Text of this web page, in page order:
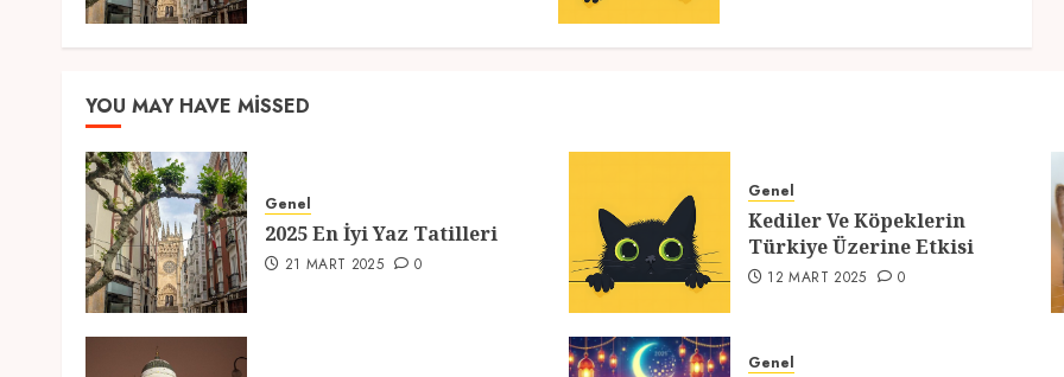
YOU MAY HAVE MISSED
Genel
2025 En İyi Yaz Tatilleri
21 MART 2025 0
Genel
Kediler Ve Köpeklerin
Türkiye Üzerine Etkisi
12 MART 2025 0
Genel